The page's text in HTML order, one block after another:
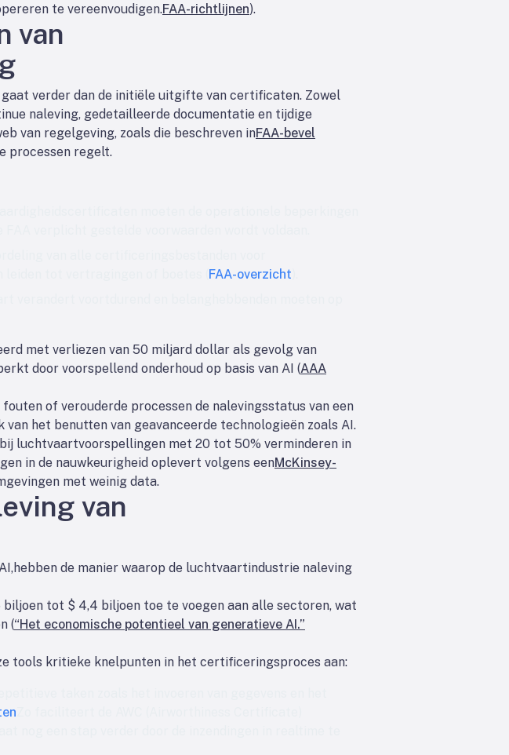
te vereenvoudigen.FAA-richtlijnen).
van
verder dan de initiële uitgifte van certificaten. Zowel
naleving, gedetailleerde documentatie en tijdige
van regelgeving, zoals die beschreven inFAA-bevel
processen regelt.
FAA-overzicht
met verliezen van 50 miljard dollar als gevolg van
door voorspellend onderhoud op basis van AI (AAA
of verouderde processen de nalevingsstatus van een
het benutten van geavanceerde technologieën zoals AI.
luchtvaartvoorspellingen met 20 tot 50% verminderen in
in de nauwkeurigheid oplevert volgens eenMcKinsey-
met weinig data.
van
hebben de manier waarop de luchtvaartindustrie naleving
tot $ 4,4 biljoen toe te voegen aan alle sectoren, wat
(“Het economische potentieel van generatieve AI.”
tools kritieke knelpunten in het certificeringsproces aan: